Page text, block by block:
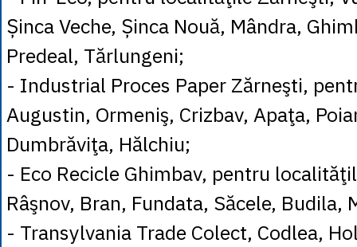
Șinca Veche, Șinca Nouă, Mândra,
Predeal, Tărlungeni;
- Industrial Proces Paper Zărneşti,
Augustin, Ormeniş, Crizbav, Apaţa,
Dumbrăviţa, Hălchiu;
- Eco Recicle Ghimbav, pentru
Râşnov, Bran, Fundata, Săcele, Budila,
- Transylvania Trade Colect, Codlea,